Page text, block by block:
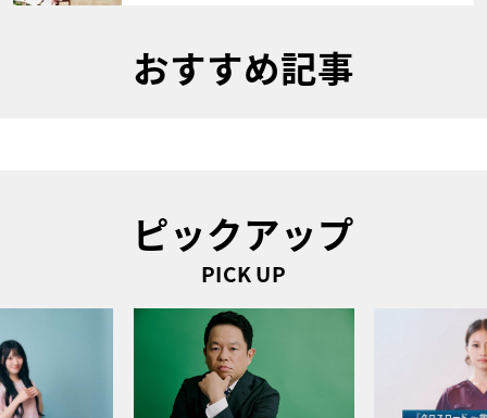
おすすめ記事
ピックアップ
PICK UP